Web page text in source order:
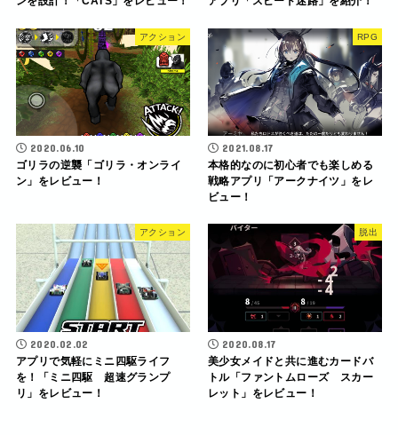
アクション
2020.06.10
ゴリラの逆襲「ゴリラ・オンライ
ン」をレビュー！
RPG
2021.08.17
本格的なのに初心者でも楽しめる
戦略アプリ「アークナイツ」をレ
ビュー！
アクション
2020.02.02
アプリで気軽にミニ四駆ライフ
を！「ミニ四駆 超速グランプ
リ」をレビュー！
脱出
2020.08.17
美少女メイドと共に進むカードバ
トル「ファントムローズ スカー
レット」をレビュー！